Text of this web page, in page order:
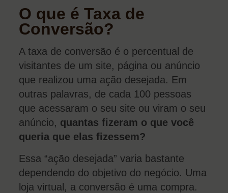
O que é Taxa de
Conversão?
A taxa de conversão é o percentual de
visitantes de um site, página ou anúncio
que realizou uma ação desejada. Em
outras palavras, de cada 100 pessoas
que acessaram o seu site ou viram o seu
anúncio, quantas fizeram o que você
queria que elas fizessem?
Essa “ação desejada” varia bastante
dependendo do objetivo do negócio. Uma
loja virtual, a conversão é uma compra.